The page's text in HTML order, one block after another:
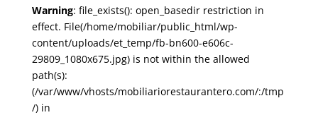
Warning: file_exists(): open_basedir restriction in
effect. File(/home/mobiliar/public_html/wp-
content/uploads/et_temp/fb-bn600-e606c-
29809_1080x675.jpg) is not within the allowed
path(s):
(/var/www/vhosts/mobiliariorestaurantero.com/:/tmp
/) in